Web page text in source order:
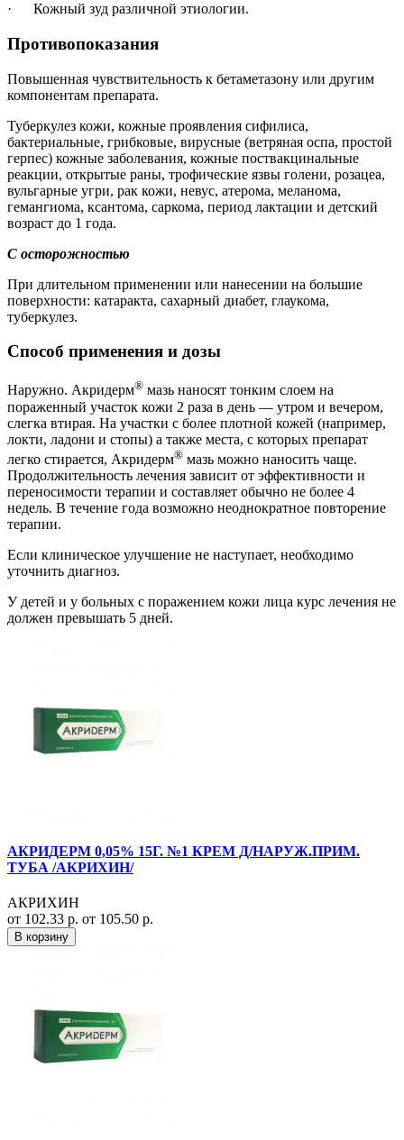
· Кожный зуд различной этиологии.
Противопоказания
Повышенная чувствительность к бетаметазону или другим
компонентам препарата.
Туберкулез кожи, кожные проявления сифилиса,
бактериальные, грибковые, вирусные (ветряная оспа, простой
герпес) кожные заболевания, кожные поствакцинальные
реакции, открытые раны, трофические язвы голени, розацеа,
вульгарные угри, рак кожи, невус, атерома, меланома,
гемангиома, ксантома, саркома, период лактации и детский
возраст до 1 года.
С осторожностью
При длительном применении или нанесении на большие
поверхности: катаракта, сахарный диабет, глаукома,
туберкулез.
Способ применения и дозы
Наружно. Акридерм® мазь наносят тонким слоем на
пораженный участок кожи 2 раза в день — утром и вечером,
слегка втирая. На участки с более плотной кожей (например,
локти, ладони и стопы) а также места, с которых препарат
легко стирается, Акридерм® мазь можно наносить чаще.
Продолжительность лечения зависит от эффективности и
переносимости терапии и составляет обычно не более 4
недель. В течение года возможно неоднократное повторение
терапии.
Если клиническое улучшение не наступает, необходимо
уточнить диагноз.
У детей и у больных с поражением кожи лица курс лечения не
должен превышать 5 дней.
АКРИДЕРМ 0,05% 15Г. №1 КРЕМ Д/НАРУЖ.ПРИМ.
ТУБА /АКРИХИН/
АКРИХИН
от 102.33 р. от 105.50 р.
В корзину